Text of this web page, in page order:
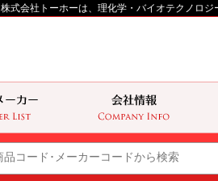
株式会社トーホーは、理化学・バイオテクノロ